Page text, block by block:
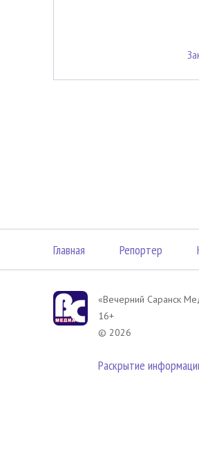
Главная Репортер
«Вечерний Саранск
16+
© 2026
Раскрытие